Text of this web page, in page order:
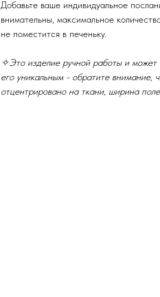
Добавьте ваше индивидуальное
внимательны, максимальное
не поместится в печеньку.
✧Это изделие ручной работы и может
его уникальным - обратите внимание,
отцентрировано на ткани, ширина